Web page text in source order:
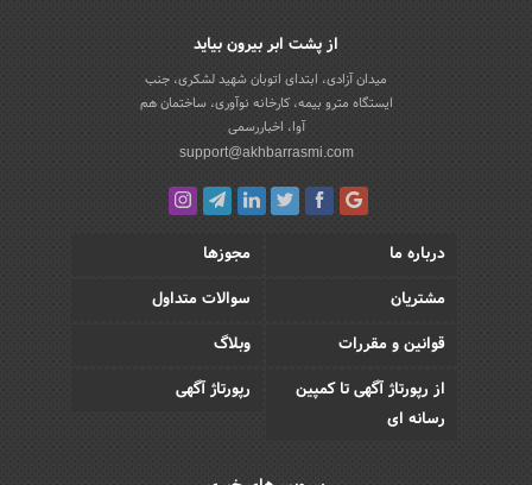
از پشت ابر بیرون بیاید
میدان آزادی، ابتدای اتوبان شهید لشکری، جنب
ایستگاه مترو بیمه، کارخانه نوآوری، ساختمان هم
آوا، اخباررسمی
support@akhbarrasmi.com
درباره ما
مجوزها
مشتریان
سوالات متداول
قوانین و مقررات
وبلاگ
از رپورتاژ آگهی تا کمپین
رسانه ای
رپورتاژ آگهی